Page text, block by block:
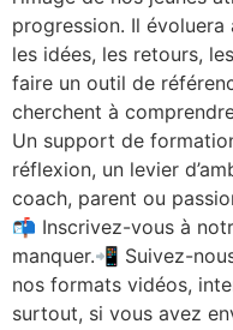
progression. Il
les idées, les retours,
faire un outil de
cherchent à
Un support de
réflexion, un levier
coach, parent ou
📬 Inscrivez-vous à
manquer.📲 Suivez-
nos formats vidéos,
surtout, si vous avez